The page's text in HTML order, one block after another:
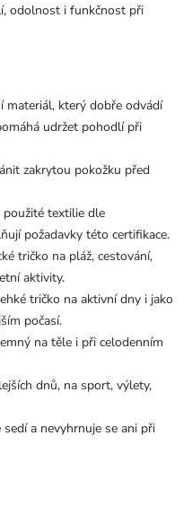
odolnost i funkčnost při
materiál, který dobře odvádí
udržet pohodlí při
zakrytou pokožku před
textilie dle
požadavky této certifikace.
tričko na pláž, cestování,
aktivity.
tričko na aktivní dny i jako
počasí.
na těle i při celodenním
dnů, na sport, výlety,
a nevyhrnuje se ani při